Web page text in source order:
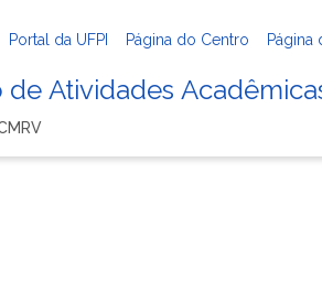
Portal da UFPI Página do Centro Página
Atividades